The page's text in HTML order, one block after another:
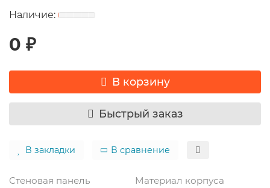
0 ₽
В корзину
Быстрый заказ
В закладки В сравнение
Стеновая панель
Материал корпуса